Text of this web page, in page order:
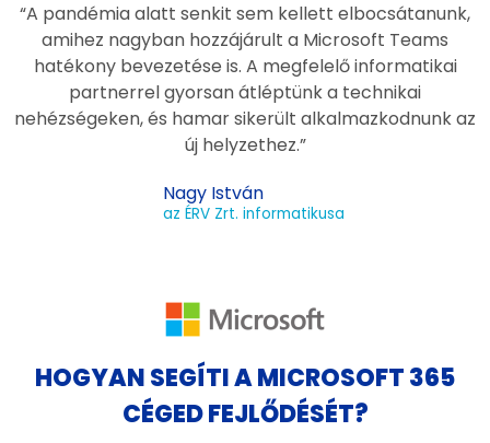
“A pandémia alatt senkit sem kellett elbocsátanunk,
amihez nagyban hozzájárult a Microsoft Teams
hatékony bevezetése is. A megfelelő informatikai
partnerrel gyorsan átléptünk a technikai
nehézségeken, és hamar sikerült alkalmazkodnunk az
új helyzethez.”
Nagy István
az ÉRV Zrt. informatikusa
HOGYAN SEGÍTI A MICROSOFT 365
CÉGED FEJLŐDÉSÉT?